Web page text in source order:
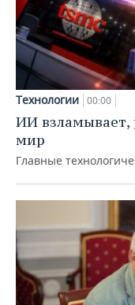
Технологии 00:00
ИИ взламывает,
мир
Главные